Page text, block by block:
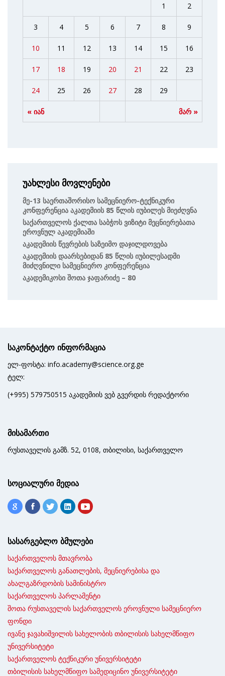
« იან მარ »
1 2
3 4 5 6 7 8 9
10 11 12 13 14 15 16
17 18 19 20 21 22 23
24 25 26 27 28 29
უახლესი მოვლენები
Მე-13 Საერთაშორისო Სამეცნიერო-Ტექნიკური
Კონფერენცია Აკადემიის 85 Წლის Იუბილეს Მიეძღვნა
Საქართველოს Ქალთა Საბჭოს Ვიზიტი Მეცნიერებათა
Ეროვნულ Აკადემიაში
Აკადემიის Წევრების Საზეიმო Დაჯილდოვება
Აკადემიის Დაარსებიდან 85 Წლის Იუბილესადმი
Მიძღვნილი Სამეცნიერო Კონფერენცია
Აკადემიკოსი Შოთა Ჯაფარიძე – 80
საკონტაქტო ინფორმაცია
ელ-ფოსტა: info.academy@science.org.ge
ტელ:
(+995) 579750515 აკადემიის ვებ გვერდის რედაქტორი
მისამართი
რუსთაველის გამზ. 52, 0108, თბილისი, საქართველო
სოციალური მედია
სასარგებლო ბმულები
საქართველოს მთავრობა
საქართველოს განათლების, მეცნიერებისა და
ახალგაზრდობის სამინისტრო
საქართველოს პარლამენტი
შოთა რუსთაველის საქართველოს ეროვნული სამეცნიერო
ფონდი
ივანე ჯავახიშვილის სახელობის თბილისის სახელმწიფო
უნივერსიტეტი
საქართველოს ტექნიკური უნივერსიტეტი
თბილისის სახელმწიფო სამედიცინო უნივერსიტეტი